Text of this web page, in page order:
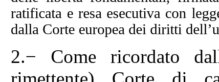
ratificata e resa esecutiva con
dalla Corte europea dei diritti
2.− Come ricordato